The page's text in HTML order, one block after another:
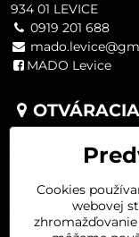
934 01 LEVICE
0919 201 688
MADO Levice
UTOROK 8:00-16:00
ŠTVRTOK 8:00-16:00
PIATOK 8:00-16:00
SOBOTA 8:00-11:30
Cookies
webovej